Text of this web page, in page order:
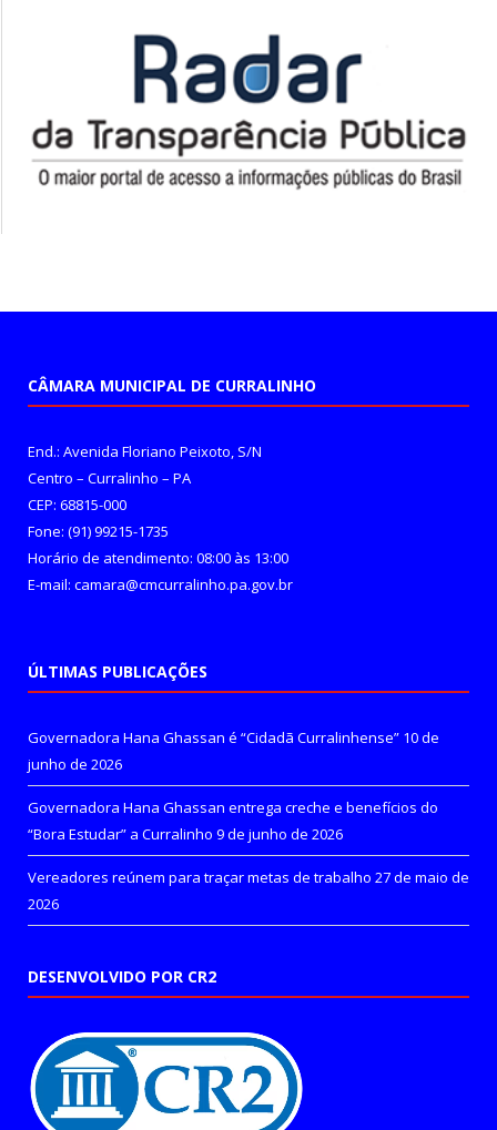
CÂMARA MUNICIPAL DE CURRALINHO
End.: Avenida Floriano Peixoto, S/N
Centro – Curralinho – PA
CEP: 68815-000
Fone: (91) 99215-1735
Horário de atendimento: 08:00 às 13:00
E-mail: camara@cmcurralinho.pa.gov.br
ÚLTIMAS PUBLICAÇÕES
Governadora Hana Ghassan é “Cidadã Curralinhense” 10 de
junho de 2026
Governadora Hana Ghassan entrega creche e benefícios do
“Bora Estudar” a Curralinho 9 de junho de 2026
Vereadores reúnem para traçar metas de trabalho 27 de maio de
2026
DESENVOLVIDO POR CR2